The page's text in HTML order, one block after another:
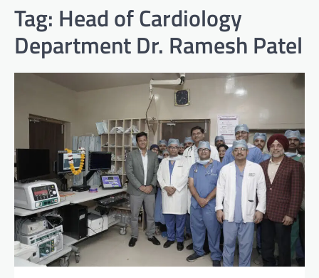
Tag: Head of Cardiology
Department Dr. Ramesh Patel